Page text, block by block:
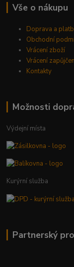
Vše o nákupu
Doprava a
Obchodní
Vrácení zboží
Vrácení
Kontakty
Možnosti
Výdejní místa
Kurýrní služba
Partnerský